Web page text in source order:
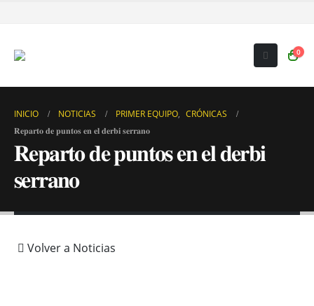
0
INICIO NOTICIAS PRIMER EQUIPO, CRÓNICAS
𝐑𝐞𝐩𝐚𝐫𝐭𝐨 𝐝𝐞 𝐩𝐮𝐧𝐭𝐨𝐬 𝐞𝐧 𝐞𝐥 𝐝𝐞𝐫𝐛𝐢 𝐬𝐞𝐫𝐫𝐚𝐧𝐨
𝐑𝐞𝐩𝐚𝐫𝐭𝐨 𝐝𝐞 𝐩𝐮𝐧𝐭𝐨𝐬 𝐞𝐧 𝐞𝐥 𝐝𝐞𝐫𝐛𝐢
𝐬𝐞𝐫𝐫𝐚𝐧𝐨
Volver a Noticias